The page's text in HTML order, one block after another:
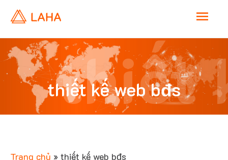
M
a
i
n
thiết
thiết kế web bđs
Trang chủ » thiết kế web bđs